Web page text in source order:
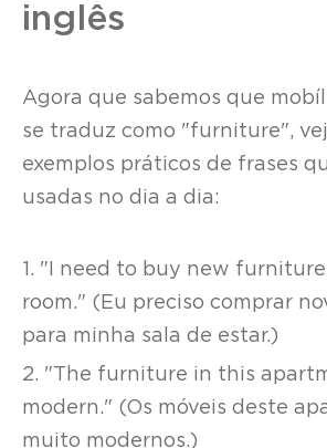
inglês
Agora que sabemos que
se traduz como "furniture",
exemplos práticos de frases
usadas no dia a dia:
1. "I need to buy new
room." (Eu preciso comprar
para minha sala de estar.)
2. "The furniture in this
modern." (Os móveis deste
muito modernos.)